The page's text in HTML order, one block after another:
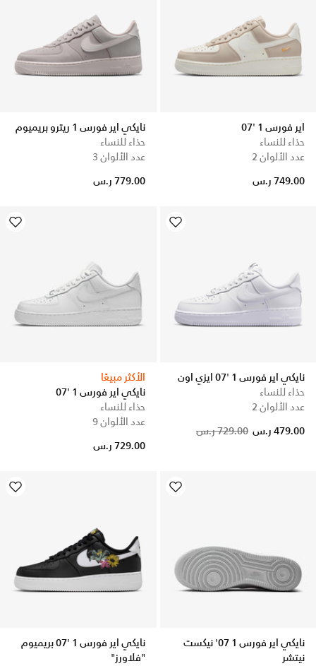
اير فورس 1 '07
حذاء للنساء
عدد الألوان 2
749.00 ر.س
نايكي اير فورس 1 ريترو بريميوم
حذاء للنساء
عدد الألوان 3
779.00 ر.س
نايكي اير فورس 1 '07 ايزي اون
حذاء للنساء
عدد الألوان 2
Price reduced from
729.00 ر.س to 479.00 ر.س
الأكثر مبيعًا
نايكي اير فورس 1 '07
حذاء للنساء
عدد الألوان 9
729.00 ر.س
نايكي اير فورس 1 07' نيكست
نيتشر
نايكي اير فورس 1 '07 بريميوم
"فلاورز"